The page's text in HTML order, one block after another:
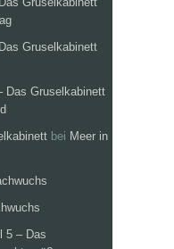
Gruselkabinett
Das Gruselkabinett
bei Meer in
5 – Das